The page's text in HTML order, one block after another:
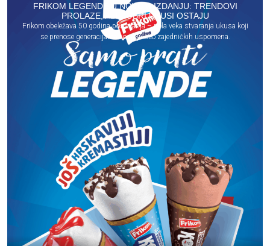
FRIKOM LEGENDE U NOVOM IZDANJU: TRENDOVI
PROLAZE, ALI DOBRI UKUSI OSTAJU
Frikom obeležava 50 godina postojanja – pola veka stvaranja ukusa koji
se prenose generacijama i ostaju deo zajedničkih uspomena.